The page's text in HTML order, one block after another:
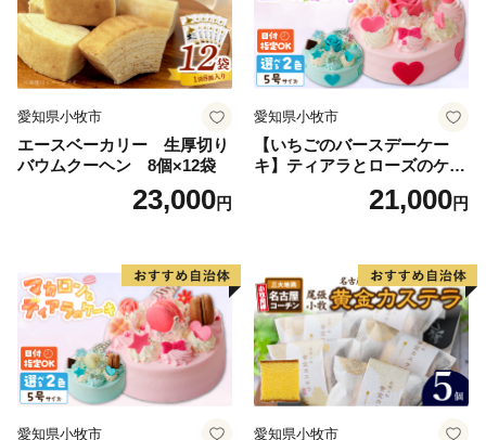
愛知県小牧市
エースベーカリー 生厚切り
バウムクーヘン 8個×12袋
23,000円
愛知県小牧市
【いちごのバースデーケー
キ】ティアラとローズのケー
キ スイーツ デザート 洋菓
子 お取り寄せ 愛知県 小牧市
レーション ホールケーキ 日
時指定可
21,000円
愛知県小牧市 愛知県小牧市